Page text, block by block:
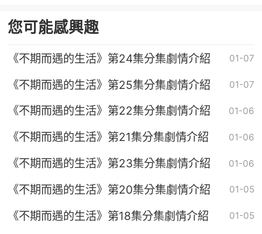
您可能感興趣
《不期而遇的生活》第24集分集劇情介紹 01-07
《不期而遇的生活》第25集分集劇情介紹 01-07
《不期而遇的生活》第22集分集劇情介紹 01-06
《不期而遇的生活》第21集分集劇情介紹 01-06
《不期而遇的生活》第23集分集劇情介紹 01-06
《不期而遇的生活》第20集分集劇情介紹 01-05
《不期而遇的生活》第18集分集劇情介紹 01-05